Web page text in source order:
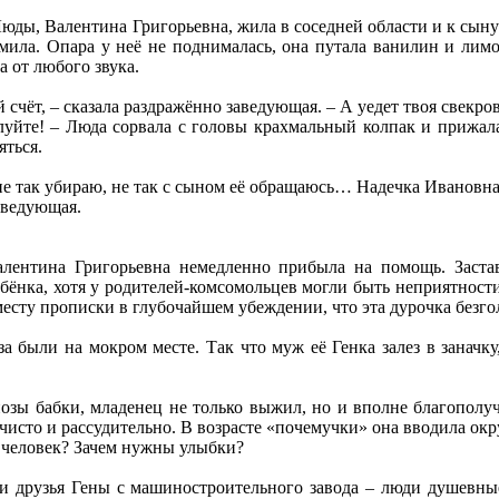
Валентина Григорьевна, жила в соседней области и к
Опара у неё не поднималась, она путала ванилин и
от любого звука.
– сказала раздражённо заведующая. – А уедет твоя
– Люда сорвала с головы крахмальный колпак и
так убираю, не так с сыном её обращаюсь… Надечка
Григорьевна немедленно прибыла на помощь.
хотя у родителей-комсомольцев могли быть
прописки в глубочайшем убеждении, что эта дурочка
были на мокром месте. Так что муж её Генка залез в
бабки, младенец не только выжил, но и вполне
и рассудительно. В возрасте «почемучки» она вводила
Зачем нужны улыбки?
Гены с машиностроительного завода – люди